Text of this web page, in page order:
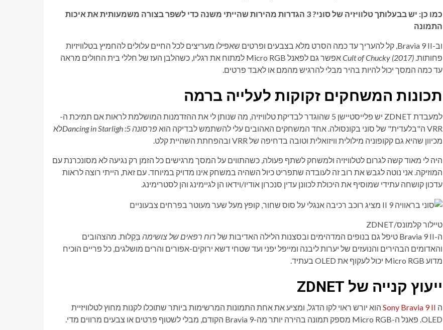
כמו כן: יש בבעלותך טלוויזיה של סוני? 3 הגדרות מהירות שהייתי משנה כדי לשפר בצורה משמעותית את איכות
התמונה
וב-Bravia 9 II, קל להעריך עד כמה הסרט מלא בצבעים ופרטים שאפילו מעריצים לכל החיים עלולים להחמיץ בטלוויזיות
פחותות. Cult of Chucky (2017)
אפשר גם לפאנל Micro RGB למתוח את רגליו, כשהלבן העז של חללי בית החולים מראה
עד כמה המסך יכול להיות בהיר מבלי להרגיש מהמם או לאבד פרטים.
תכונות המשחקים זקוקות לעלייה ברמה
למעבדת ZDNET יש פלייסטיישן 5 שהוגדר לבדיקת טלוויזיה, מה שנותן לי את ההזדמנות המושלמת לראות אם תמיכת ה-
VRR ה"בלעדית" של סוני בקונסולה. אחד המשחקים האהובים עלי להשתמש לבדיקה הוא
פרסונה 5: Dancing in Starligh
לא
מכיוון שהיא גם קקופוניה מילולית וויזואלית וטובה בדחיפה של VRR ובהפחתת השהיית קלט.
היה לי מאוד קשה לגרום לטלוויזיה ולמשחק לשתף פעולה, כשהתווים על המסך מרגישים כל הזמן רק נגיעה לא מסונכרנת עם
המוזיקה. אני נוטה לגבש את רוב זה לעובדה שתפריט כיול השהיה במשחק אינו מדויק במיוחד. עם זאת, הייתי רוצה לראות
עדכון קושחה עתידי שמוסיף את היכולת לכוונן עדין סנכרון אודיו/וידאו הן לגיימינג והן לסטרימינג.
טיילור קלמונס/ZDNET
ה-Bravia 9 II טיפל גם בנופים המדהימים ובסצנות הלילה האדיבות של
רוח רפאים של צושימה בְּקַלוּת. מהצהובים
והאדומים הבהירים והנועזים של יערות ליבנה ומייפל יפני ועד שטחי דשא ירוקים-אפורים והרים מושלגים, כל פריים הוכיח
מדוע Micro RGB יכול לעקוף את OLED בעתיד.
ייעוץ קנייה של ZDNET
ה Sony Bravia 9 II הוא יורש ראוי לקו הדגל, ומציע את אחת התמונות המרשימות ביותר שתוכלו לקנות מחוץ לטלוויזיית
OLED. פאנל ה-Micro RGB מספק תמונה בהירה יותר מה-Bravia 9 הקודם, מבלי לשטוף פרטים או צבעים מרווים מדי.